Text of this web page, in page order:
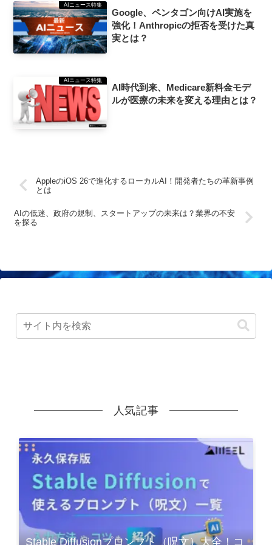
AIニュース特集
Google、ペンタゴン向けAI実施を
強化！Anthropicの拒否を受けた真
実とは？
AIニュース特集
AI時代到来、Medicare新料金モデ
ルが医療の未来を変える理由とは？
AppleのiOS 26で進化するローカルAI！開発者たちの革新事例
とは
AIの低迷、政府の規制、スタートアップの未来は？業界の不安
を探る
人気記事
Stable Diffusionプロンプト（呪文）大全！コ